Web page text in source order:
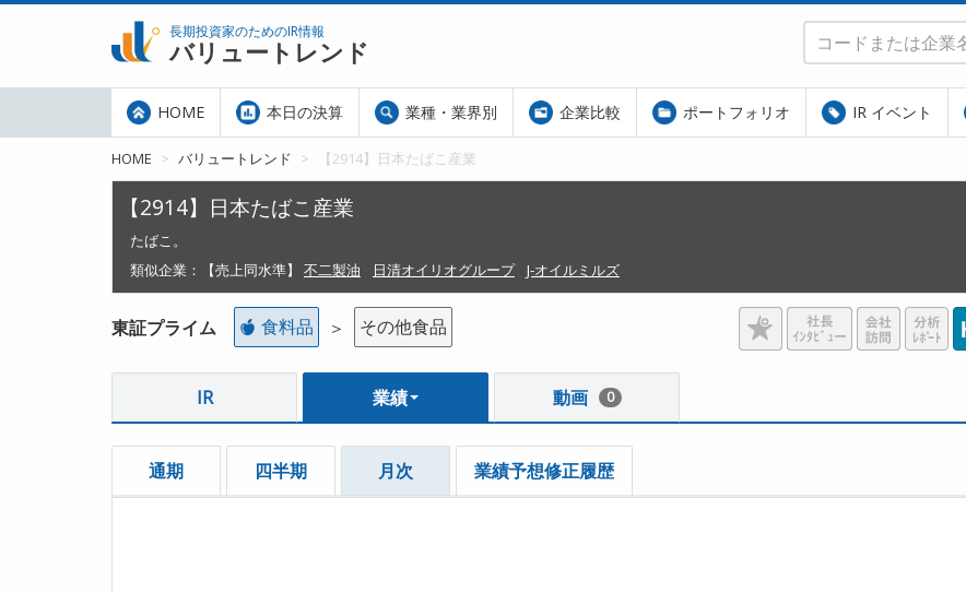
長期投資家のためのIR情報
バリュートレンド
HOME 本日の決算 業種・業界別 企業比較 ポートフォリオ IR イベント
HOME バリュートレンド 【2914】日本たばこ産業
【2914】日本たばこ産業
たばこ。
類似企業：
【売上同水準】 不二製油 日清オイリオグループ J-オイルミルズ
東証プライム 食料品 ＞ その他食品
IR 業績 動画 0
通期 四半期 月次 業績予想修正履歴